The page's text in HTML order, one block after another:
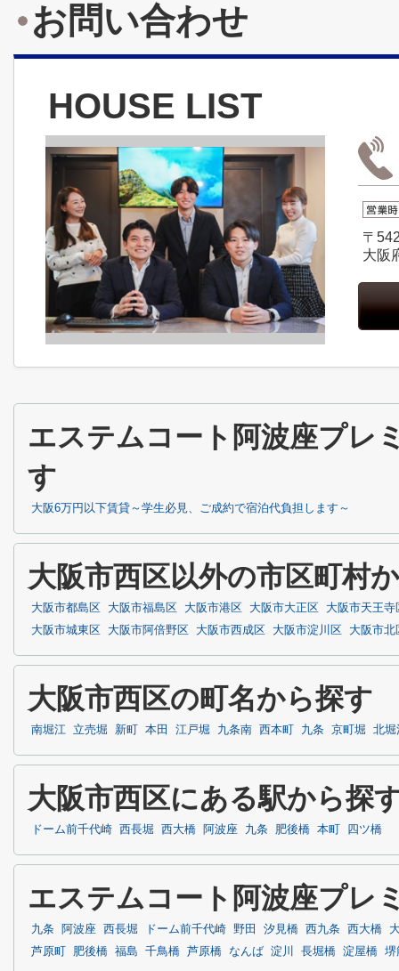
お問い合わせ
HOUSE LIST
〒
大阪
エステムコート阿波座プレ
す
大阪6万円以下賃貸～学生必見、ご成約で宿泊代負担します～
大阪市西区以外の市区町村
大阪市都島区 大阪市福島区 大阪市港区 大阪市大正区
大阪市天王寺
大阪市城東区
大阪市阿倍野区 大阪市西成区 大阪市淀川区 大阪市北
大阪市西区の町名から探す
南堀江 立売堀 新町 本田 江戸堀 九条南 西本町 九条 京町堀 北堀
大阪市西区にある駅から探
ドーム前千代崎 西長堀 西大橋 阿波座 九条 肥後橋 本町 四ツ橋
エステムコート阿波座プレ
九条 阿波座 西長堀 ドーム前千代崎 野田 汐見橋 西九条 西大橋
芦原町
肥後橋 福島 千鳥橋 芦原橋 なんば 淀川 長堀橋 淀屋橋 堺